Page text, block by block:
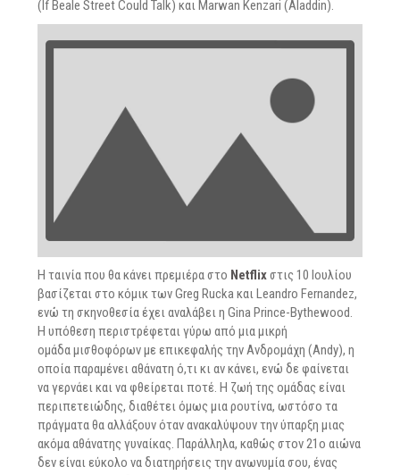
(If Beale Street Could Talk) και Marwan Kenzari (Aladdin).
Η ταινία που θα κάνει πρεμιέρα στο Netflixστις 10 Ιουλίου
βασίζεται στο κόμικ των Greg Rucka και Leandro Fernandez,
ενώ τη σκηνοθεσία έχει αναλάβει η Gina Prince-Bythewood.
Η υπόθεση περιστρέφεται γύρω από μια μικρή
ομάδα μισθοφόρων με επικεφαλής την Ανδρομάχη (Andy), η
οποία παραμένει αθάνατη ό,τι κι αν κάνει, ενώ δε φαίνεται
να γερνάει και να φθείρεται ποτέ. Η ζωή της ομάδας είναι
περιπετειώδης, διαθέτει όμως μια ρουτίνα, ωστόσο τα
πράγματα θα αλλάξουν όταν ανακαλύψουν την ύπαρξη μιας
ακόμα αθάνατης γυναίκας. Παράλληλα, καθώς στον 21ο αιώνα
δεν είναι εύκολο να διατηρήσεις την ανωνυμία σου, ένας